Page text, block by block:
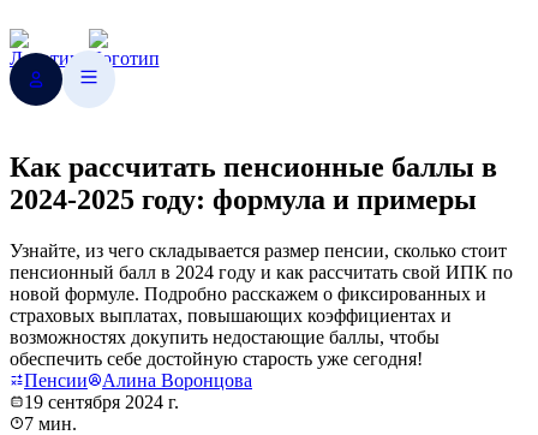
Как рассчитать пенсионные баллы в
2024-2025 году: формула и примеры
Узнайте, из чего складывается размер пенсии, сколько стоит
пенсионный балл в 2024 году и как рассчитать свой ИПК по
новой формуле. Подробно расскажем о фиксированных и
страховых выплатах, повышающих коэффициентах и
возможностях докупить недостающие баллы, чтобы
обеспечить себе достойную старость уже сегодня!
Пенсии
Алина Воронцова
19 сентября 2024 г.
7 мин.